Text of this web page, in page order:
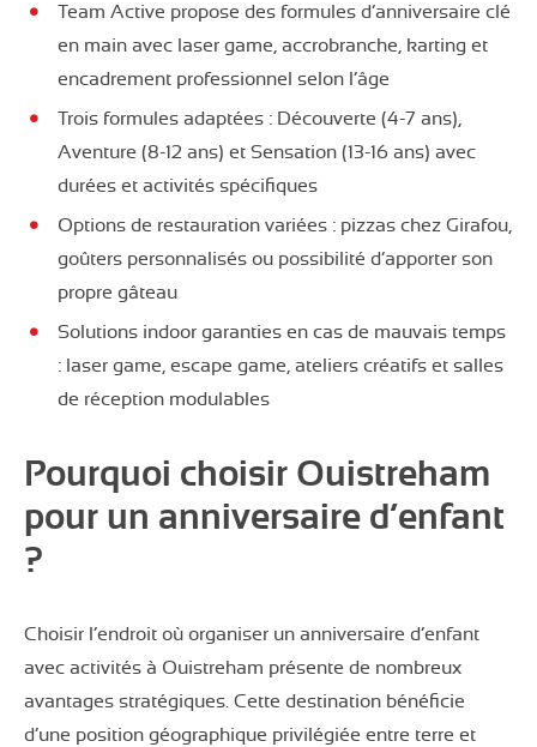
Team Active propose des formules d’anniversaire clé
en main avec laser game, accrobranche, karting et
encadrement professionnel selon l’âge
Trois formules adaptées : Découverte (4-7 ans),
Aventure (8-12 ans) et Sensation (13-16 ans) avec
durées et activités spécifiques
Options de restauration variées : pizzas chez Girafou,
goûters personnalisés ou possibilité d’apporter son
propre gâteau
Solutions indoor garanties en cas de mauvais temps
: laser game, escape game, ateliers créatifs et salles
de réception modulables
Pourquoi choisir Ouistreham
pour un anniversaire d’enfant
?
Choisir l’endroit où organiser un anniversaire d’enfant
avec activités à Ouistreham présente de nombreux
avantages stratégiques. Cette destination bénéficie
d’une position géographique privilégiée entre terre et